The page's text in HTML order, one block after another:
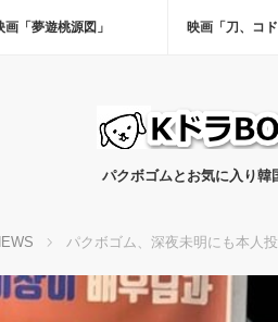
画「夢遊桃源図」 映画「刀、コ
パクボゴムとお気に入り韓
パクボゴム、深夜未明にも本人